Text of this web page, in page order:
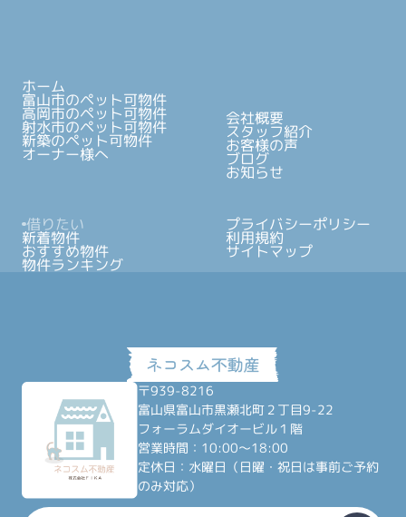
ホーム
富山市のペット可物件
高岡市のペット可物件
射水市のペット可物件
新築のペット可物件
オーナー様へ
会社概要
スタッフ紹介
お客様の声
ブログ
お知らせ
借りたい
新着物件
おすすめ物件
物件ランキング
プライバシーポリシー
利用規約
サイトマップ
〒939-8216
富山県富山市黒瀬北町２丁目9-22
フォーラムダイオービル１階
営業時間：10:00～18:00
定休日：水曜日（日曜・祝日は事前ご予約
のみ対応）